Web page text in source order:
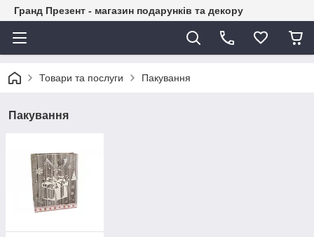
Гранд Презент - магазин подарунків та декору
Товари та послуги Пакування
Пакування